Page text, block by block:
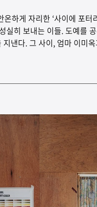
하게 자리한 ‘사이에 포터
히 보내는 이들. 도예를
낸다. 그 사이, 엄마 이미